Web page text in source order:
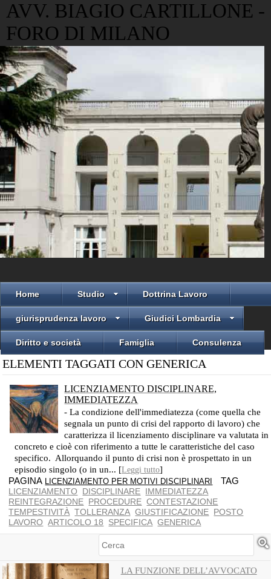
AVV. BIAGIO CARTILLONE -
FORO DI MILANO
Home Studio Dottrina Lavoro
giurisprudenza lavoro Giudici Lombardia
Diritto e società Famiglia Consulenza
ELEMENTI TAGGATI CON GENERICA
LICENZIAMENTO DISCIPLINARE,
IMMEDIATEZZA
- La condizione dell'immediatezza (come quella che
segnala un punto di crisi del rapporto di lavoro) che
caratterizza il licenziamento disciplinare va valutata in
concreto e cioè con riferimento a tutte le caratteristiche del caso
specifico. Allorquando il punto di crisi non è prospettato in un
episodio singolo (o in un... [Leggi tutto]
PAGINA LICENZIAMENTO PER MOTIVI DISCIPLINARI TAG
LICENZIAMENTO DISCIPLINARE IMMEDIATEZZA
REINTEGRAZIONE PROCEDURE CONTESTAZIONE
TEMPESTIVITÀ TOLLERANZA GIUSTIFICAZIONE POSTO
LAVORO ARTICOLO 18 SPECIFICA GENERICA
Cerca
LA FUNZIONE DELL’AVVOCATO